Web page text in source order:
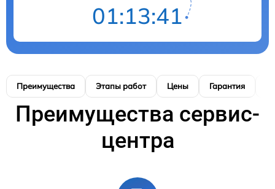
01:13:40
Преимущества Этапы работ Цены Гарантия
Преимущества сервис-
центра